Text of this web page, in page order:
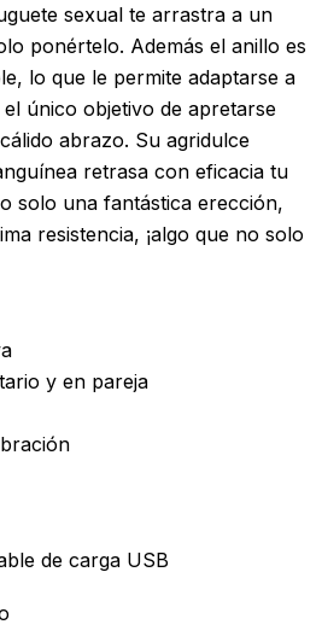
sexual te arrastra a un
ponértelo. Además el anillo es
lo que le permite adaptarse a
único objetivo de apretarse
abrazo. Su agridulce
retrasa con eficacia tu
solo una fantástica erección,
resistencia, ¡algo que no solo
y en pareja
de carga USB